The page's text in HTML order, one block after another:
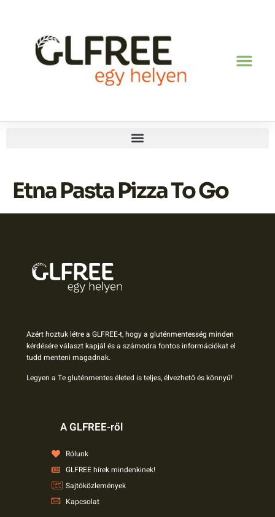
Etna Pasta Pizza To Go
Azért hoztuk létre a GLFREE-t, hogy a gluténmentesség minden
kérdésére választ kapjál és a számodra fontos információkat el
tudd menteni magadnak.
Legyen a Te gluténmentes életed is teljes, élvezhető és könnyű!
A GLFREE-ről
Rólunk
GLFREE hírek mindenkinek!
Sajtóközlemények
Kapcsolat